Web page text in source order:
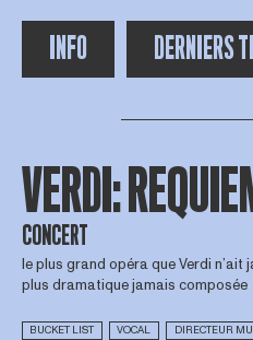
INFO DERNIERS
VERDI:
CONCERT
le plus grand opéra que Verdi
plus dramatique jamais composée
BUCKET LIST VOCAL DIRECTEUR